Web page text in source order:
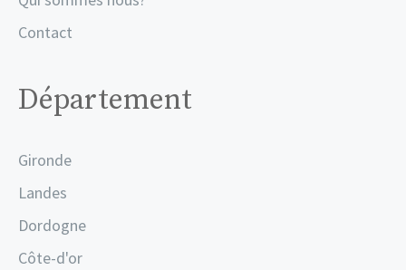
Contact
Département
Gironde
Landes
Dordogne
Côte-d'or